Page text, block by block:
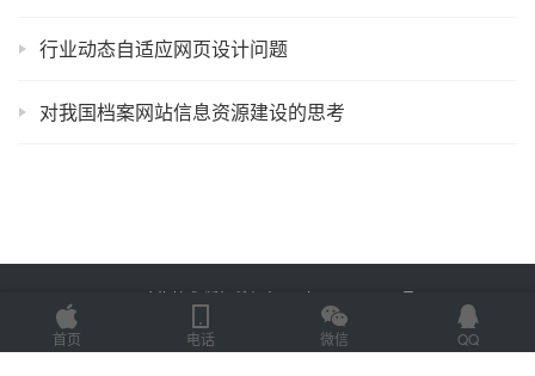
行业动态自适应网页设计问题
对我国档案网站信息资源建设的思考
Copyright © 2025 金海技术 版权所有 鲁ICP备2022012774号-2
首页
电话 微信 QQ